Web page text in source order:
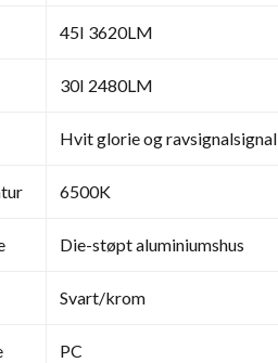
45I 3620LM
30I 2480LM
Hvit glorie og ravsignalsignal
6500K
Die-støpt aluminiumshus
Svart/krom
PC